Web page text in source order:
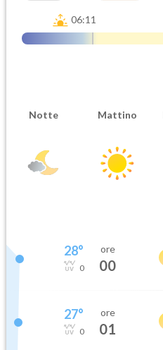
06:11
Notte Mattino
28°
0
ore
00
27°
0
ore
01